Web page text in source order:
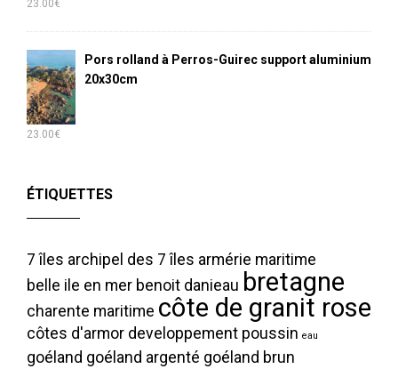
23.00€
Pors rolland à Perros-Guirec support aluminium
20x30cm
23.00€
ÉTIQUETTES
7 îles archipel des 7 îles armérie maritime
belle ile en mer benoit danieau bretagne
charente maritime côte de granit rose
côtes d'armor developpement poussin eau
goéland goéland argenté goéland brun